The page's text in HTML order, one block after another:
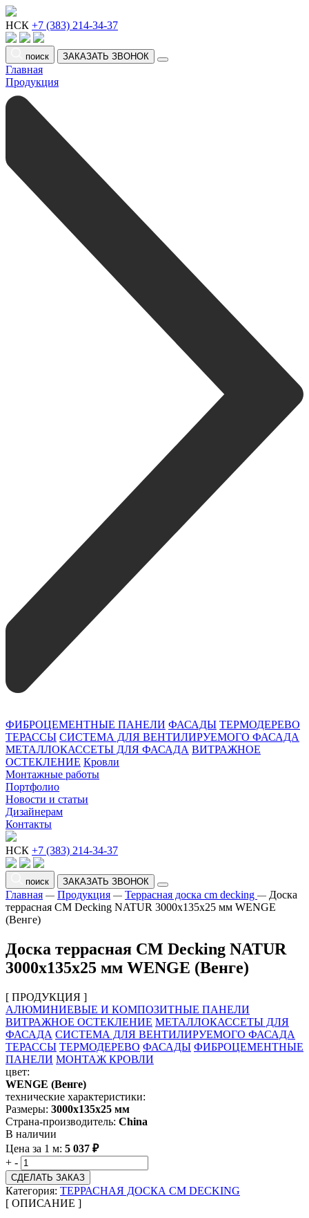
НСК +7 (383) 214-34-37
поиск ЗАКАЗАТЬ ЗВОНОК
Главная
Продукция
ФИБРОЦЕМЕНТНЫЕ ПАНЕЛИ ФАСАДЫ ТЕРМОДЕРЕВО
ТЕРАССЫ СИСТЕМА ДЛЯ ВЕНТИЛИРУЕМОГО ФАСАДА
МЕТАЛЛОКАССЕТЫ ДЛЯ ФАСАДА ВИТРАЖНОЕ
ОСТЕКЛЕНИЕ Кровли
Монтажные работы
Портфолио
Новости и статьи
Дизайнерам
Контакты
НСК +7 (383) 214-34-37
поиск ЗАКАЗАТЬ ЗВОНОК
Главная — Продукция — Террасная доска cm decking — Доска
террасная CM Decking NATUR 3000х135х25 мм WENGE
(Венге)
Доска террасная CM Decking NATUR
3000х135х25 мм WENGE (Венге)
[ ПРОДУКЦИЯ ]
АЛЮМИНИЕВЫЕ И КОМПОЗИТНЫЕ ПАНЕЛИ
ВИТРАЖНОЕ ОСТЕКЛЕНИЕ МЕТАЛЛОКАССЕТЫ ДЛЯ
ФАСАДА СИСТЕМА ДЛЯ ВЕНТИЛИРУЕМОГО ФАСАДА
ТЕРАССЫ ТЕРМОДЕРЕВО ФАСАДЫ ФИБРОЦЕМЕНТНЫЕ
ПАНЕЛИ МОНТАЖ КРОВЛИ
цвет:
WENGE (Венге)
технические характеристики:
Размеры: 3000х135х25 мм
Страна-производитель: China
В наличии
Цена за 1 м: 5 037 ₽
+ -
СДЕЛАТЬ ЗАКАЗ
Категория: ТЕРРАСНАЯ ДОСКА CM DECKING
[ ОПИСАНИЕ ]